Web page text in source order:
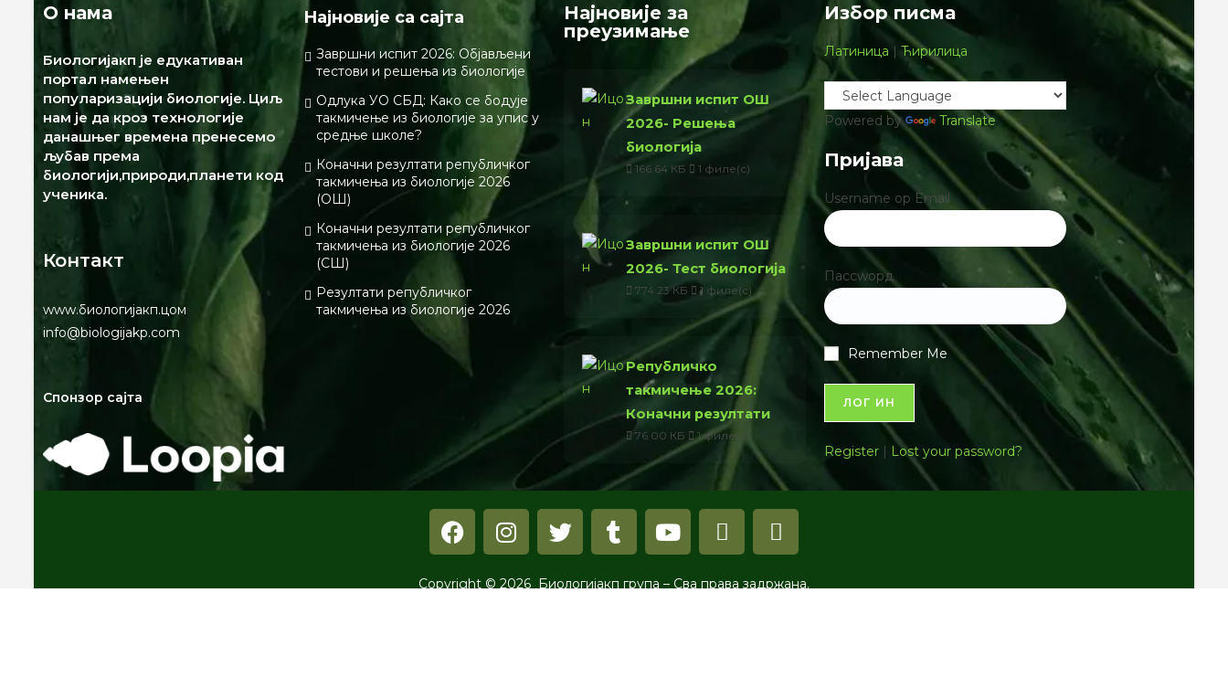
О нама
Биологијакп је едукативан
портал намењен
популаризацији биологије. Циљ
нам је да кроз технологије
данашњег времена пренесемо
љубав према
биологији,природи,планети код
ученика.
Контакт
www.биологијакп.цом
info@biologijakp.com
Спонзор сајта
Најновије са сајта
Завршни испит 2026: Објављени
тестови и решења из биологије
Одлука УО СБД: Како се бодује
такмичење из биологије за упис у
средње школе?
Коначни резултати републичког
такмичења из биологије 2026
(ОШ)
Коначни резултати републичког
такмичења из биологије 2026
(СШ)
Резултати републичког
такмичења из биологије 2026
Најновије за
преузимање
Завршни испит ОШ
2026- Решења
биологија
166.64 КБ 1 филе(с)
Завршни испит ОШ
2026- Тест биологија
774.23 КБ 1 филе(с)
Републичко
такмичење 2026:
Коначни резултати
76.00 КБ 1 филе(с)
Избор писма
Латиница | Ћирилица
Powered by Translate
Пријава
Username ор Email
Пассwорд
Remember Me
Register Lost your password?
Copyright © 2026 Биологијакп група – Сва права задржана.